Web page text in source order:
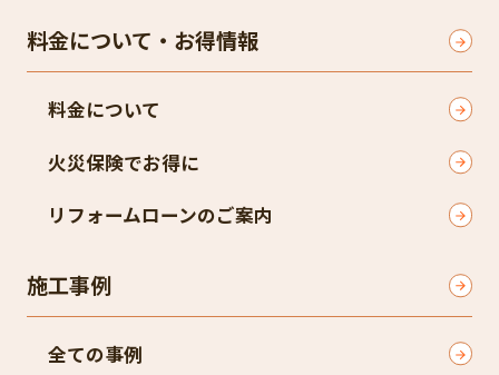
料金について・お得情報
料金について
火災保険でお得に
リフォームローンのご案内
施工事例
全ての事例